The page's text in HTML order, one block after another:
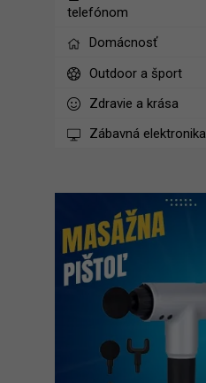
telefónom
Domácnosť
Outdoor a šport
Zdravie a krása
Zábavná elektronika